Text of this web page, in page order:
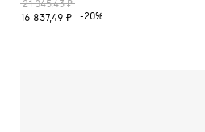
21 045,43 ₽
16 837,49 ₽
-20%